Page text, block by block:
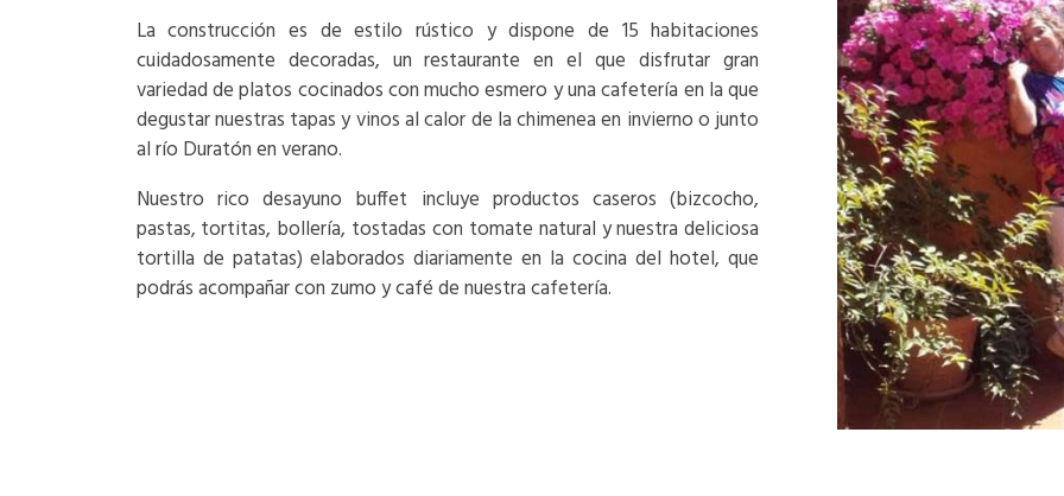
La construcción es de estilo rústico y dispone de 15 habitaciones
cuidadosamente decoradas, un restaurante en el que disfrutar gran
variedad de platos cocinados con mucho esmero y una cafetería en la que
degustar nuestras tapas y vinos al calor de la chimenea en invierno o junto
al río Duratón en verano.
Nuestro rico desayuno buffet incluye productos caseros (bizcocho,
pastas, tortitas, bollería, tostadas con tomate natural y nuestra deliciosa
tortilla de patatas) elaborados diariamente en la cocina del hotel, que
podrás acompañar con zumo y café de nuestra cafetería.